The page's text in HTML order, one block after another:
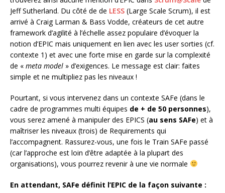
Jeff Sutherland. Du côté de de LESS (Large Scale Scrum), il est
arrivé à Craig Larman & Bass Vodde, créateurs de cet autre
framework d’agilité à l’échelle assez populaire d’évoquer la
notion d’EPIC mais uniquement en lien avec les user sorties (cf.
contexte 1) et avec une forte mise en garde sur la complexité
de « meta model » d’exigences. Le message est clair: faites
simple et ne multipliez pas les niveaux !
Pourtant, si vous intervenez dans un contexte SAFe (dans le
cadre de programmes multi équipes de + de 50 personnes),
vous serez amené à manipuler des EPICS (au sens SAFe) et à
maîtriser les niveaux (trois) de Requirements qui
l’accompagnent. Rassurez-vous, une fois le Train SAFe passé
(car l’approche est loin d’être adaptée à la plupart des
organisations), vous pourrez revenir à une vie normale
En attendant, SAFe définit l’EPIC de la façon suivante :